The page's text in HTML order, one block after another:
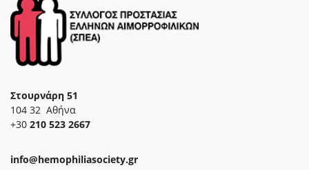
Στουρνάρη 51
104 32 Αθήνα
+30 210 523 2667
info@hemophiliasociety.gr